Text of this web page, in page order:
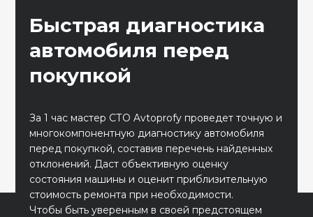
Быстрая диагностика
автомобиля перед
покупкой
За 1 час мастер СТО Avtoprofy проведет точную и
многокомпонентную диагностику автомобиля
перед покупкой, составив перечень найденных
отклонений. Даст объективную оценку
состояния машины и оценит приблизительную
стоимость ремонта при необходимости.
Чтобы быть уверенным в своей предстоящем